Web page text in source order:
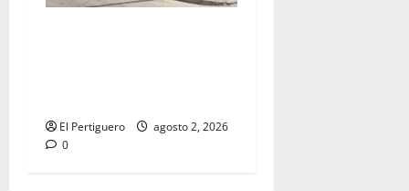
El Pertiguero
agosto 2, 2026
0